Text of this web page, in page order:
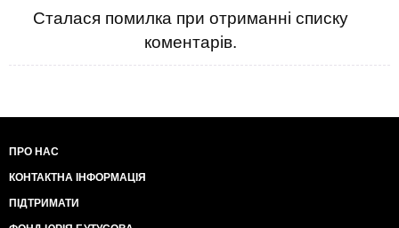
Сталася помилка при отриманні списку
коментарів.
ПРО НАС
КОНТАКТНА ІНФОРМАЦІЯ
ПІДТРИМАТИ